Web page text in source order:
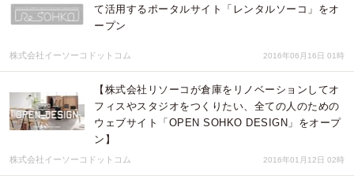
て活用するポータルサイト「レンタルソーコ」をオ
ープン
株式会社イーソーコドットコム 2016年06月16日 01時
【株式会社リソーコが倉庫をリノベーションしてオ
フィスやスタジオをつくりたい、全ての人のための
ウェブサイト「OPEN SOHKO DESIGN」をオープ
ン】
株式会社イーソーコドットコム 2016年01月12日 02時